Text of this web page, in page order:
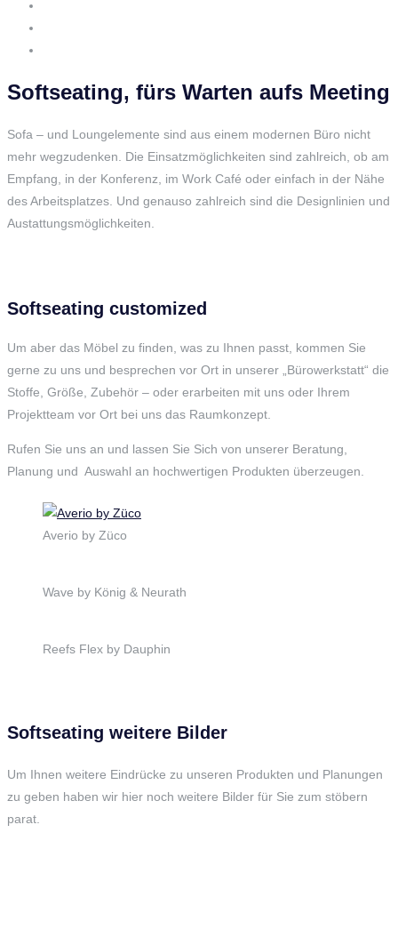
Softseating, fürs Warten aufs Meeting
Sofa – und Loungelemente sind aus einem modernen Büro nicht
mehr wegzudenken. Die Einsatzmöglichkeiten sind zahlreich, ob am
Empfang, in der Konferenz, im Work Café oder einfach in der Nähe
des Arbeitsplatzes. Und genauso zahlreich sind die Designlinien und
Austattungsmöglichkeiten.
Softseating customized
Um aber das Möbel zu finden, was zu Ihnen passt, kommen Sie
gerne zu uns und besprechen vor Ort in unserer „Bürowerkstatt“ die
Stoffe, Größe, Zubehör – oder erarbeiten mit uns oder Ihrem
Projektteam vor Ort bei uns das Raumkonzept.
Rufen Sie uns an und lassen Sie Sich von unserer Beratung,
Planung und Auswahl an hochwertigen Produkten überzeugen.
Averio by Züco
Wave by König & Neurath
Reefs Flex by Dauphin
Softseating weitere Bilder
Um Ihnen weitere Eindrücke zu unseren Produkten und Planungen
zu geben haben wir hier noch weitere Bilder für Sie zum stöbern
parat.